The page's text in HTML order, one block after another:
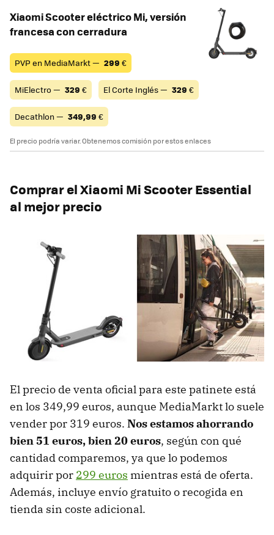
Xiaomi Scooter eléctrico Mi, versión
francesa con cerradura
PVP en MediaMarkt — 299 €
MiElectro — 329 € El Corte Inglés — 329 €
Decathlon — 349,99 €
El precio podría variar. Obtenemos comisión por estos enlaces
Comprar el Xiaomi Mi Scooter Essential
al mejor precio
El precio de venta oficial para este patinete está
en los 349,99 euros, aunque MediaMarkt lo suele
vender por 319 euros. Nos estamos ahorrando
bien 51 euros, bien 20 euros, según con qué
cantidad comparemos, ya que lo podemos
adquirir por 299 euros mientras está de oferta.
Además, incluye envío gratuito o recogida en
tienda sin coste adicional.